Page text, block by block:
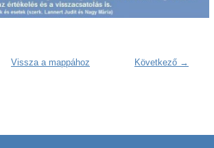
Következő →
Vissza a mappához